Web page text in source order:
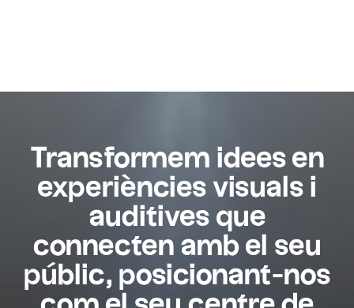
Transformem idees en
experiències visuals i
auditives que
connecten amb el seu
públic, posicionant-nos